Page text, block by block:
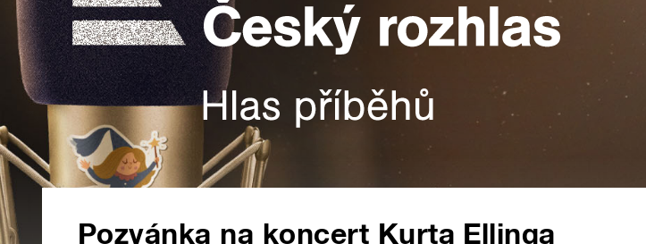
Pozvánka na koncert Kurta Ellinga